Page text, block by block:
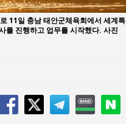
11일 충남 태안군체육회에서 세계특
진행하고 업무를 시작했다. 사진